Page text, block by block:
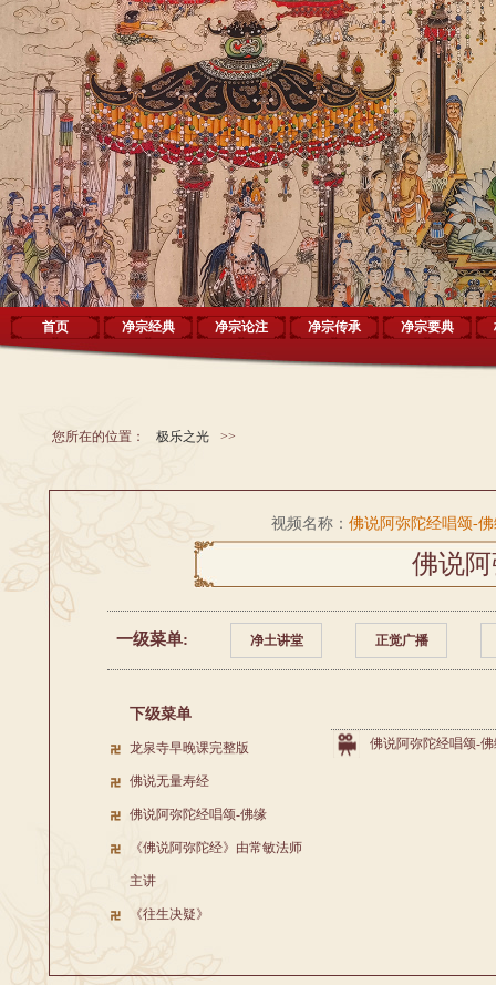
首页 净宗经典 净宗论注 净宗传承 净宗要典
您所在的位置： 极乐之光 >>
视频名称： 佛说阿弥陀经唱颂
佛说
一级菜单: 净土讲堂 正觉广播
下级菜单
龙泉寺早晚课完整版
佛说无量寿经
佛说阿弥陀经唱颂-佛缘
《佛说阿弥陀经》由常敏法师
主讲
《往生决疑》
佛说阿弥陀经唱颂-